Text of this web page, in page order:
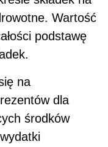
Wartość
podstawę
na
dla
środków